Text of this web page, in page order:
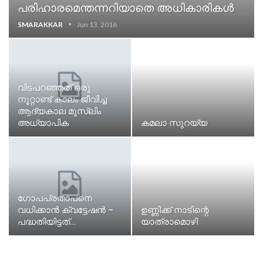
പരിഹാരമെന്തന്നറിയാതെ അധികാരികള്‍
SMARAKKAR Jun 13, 2016
വിടപറഞ്ഞത് ഒരു
നൂറ്റാണ്ട് കാലം ജീവിച്ച
ആദ്യകാല മുസ്ലിം
അധ്യാപിക
കമലാ സുറയ്യ
ഗോപപ്രതാപനെ
വധിക്കാന്‍ ക്വട്ടേഷന്‍ –
പദ്ധതിയിട്ടത്…
ഉണ്ണിക്ക് നാടിന്റെ
യാത്രാമൊഴി